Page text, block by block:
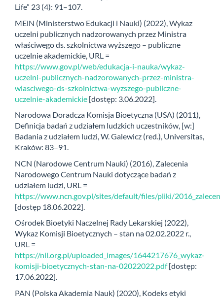
Life” 23 (4): 91–107.
MEiN (Ministerstwo Edukacji i Nauki) (2022), Wykaz
uczelni publicznych nadzorowanych przez Ministra
właściwego ds. szkolnictwa wyższego – publiczne
uczelnie akademickie, URL =
https://www.gov.pl/web/edukacja-i-nauka/wykaz-
uczelni-publicznych-nadzorowanych-przez-ministra-
wlasciwego-ds-szkolnictwa-wyzszego-publiczne-
uczelnie-akademickie [dostęp: 3.06.2022].
Narodowa Doradcza Komisja Bioetyczna (USA) (2011),
Definicja badań z udziałem ludzkich uczestników, [w:]
Badania z udziałem ludzi, W. Galewicz (red.), Universitas,
Kraków: 83–91.
NCN (Narodowe Centrum Nauki) (2016), Zalecenia
Narodowego Centrum Nauki dotyczące badań z
udziałem ludzi, URL =
https://www.ncn.gov.pl/sites/default/files/pliki/
[dostęp 18.06.2022].
Ośrodek Bioetyki Naczelnej Rady Lekarskiej (2022),
Wykaz Komisji Bioetycznych – stan na 02.02.2022 r.,
URL =
https://nil.org.pl/uploaded_images/1644217676_wykaz-
komisji-bioetycznych-stan-na-02022022.pdf[dostęp:
17.06.2022].
PAN (Polska Akademia Nauk) (2020), Kodeks etyki